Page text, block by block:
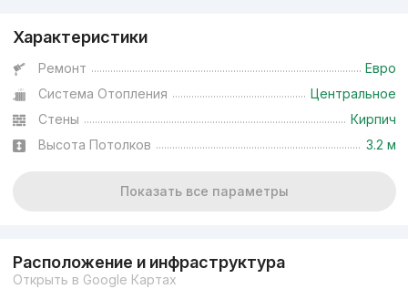
Характеристики
Ремонт
Евро
Система Отопления
Центральное
Стены
Кирпич
Высота Потолков
3.2 м
Показать все параметры
Расположение и инфраструктура
Открыть в Google Картах